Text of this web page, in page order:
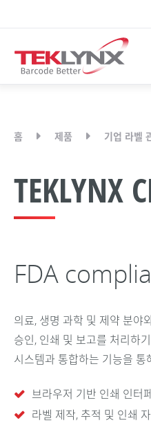
홈 제품 기업 라벨
TEKLYNX
FDA
의료, 생명 과학 및 제약 분야
승인, 인쇄 및 보고를 처리하
시스템과 통합하는 기능을 통
브라우저 기반 인쇄 인터
라벨 제작, 추적 및 인쇄